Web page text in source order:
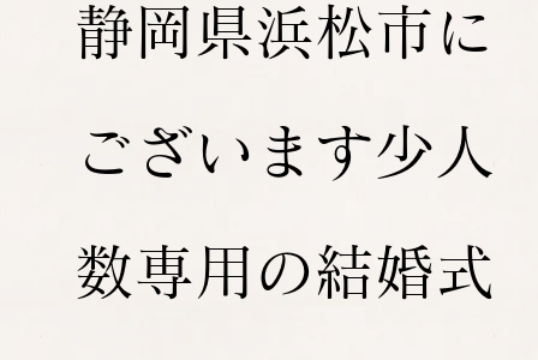
静岡県浜松市に
ございます少人
数専用の結婚式